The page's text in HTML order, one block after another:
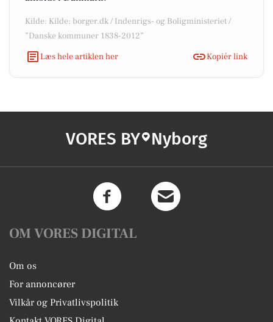
Kilde: Kilde: borger.dk / Indenrigs- og Boligministeriet /
”Danske kommuner 1838-2012”
Læs hele artiklen her
Kopiér link
VORES BY Nyborg
OM VORES DIGITAL
Om os
For annoncører
Vilkår og Privatlivspolitik